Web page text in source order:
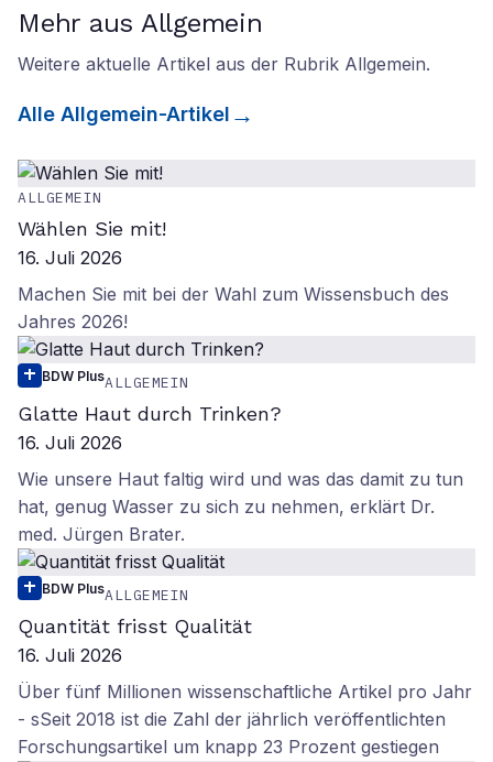
Mehr aus Allgemein
Weitere aktuelle Artikel aus der Rubrik Allgemein.
Alle Allgemein-Artikel
ALLGEMEIN
Wählen Sie mit!
16. Juli 2026
Machen Sie mit bei der Wahl zum Wissensbuch des
Jahres 2026!
BDW PlusALLGEMEIN
Glatte Haut durch Trinken?
16. Juli 2026
Wie unsere Haut faltig wird und was das damit zu tun
hat, genug Wasser zu sich zu nehmen, erklärt Dr.
med. Jürgen Brater.
BDW PlusALLGEMEIN
Quantität frisst Qualität
16. Juli 2026
Über fünf Millionen wissenschaftliche Artikel pro Jahr
- sSeit 2018 ist die Zahl der jährlich veröffentlichten
Forschungsartikel um knapp 23 Prozent gestiegen